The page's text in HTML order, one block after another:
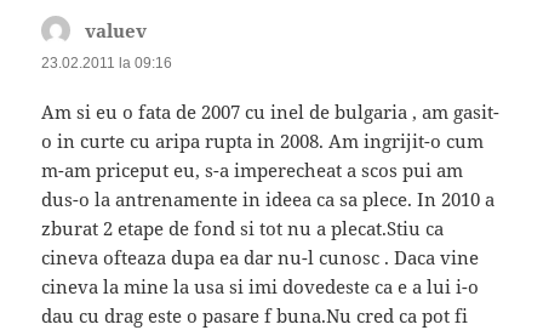
valuev
23.02.2011 la 09:16
Am si eu o fata de 2007 cu inel de bulgaria , am gasit-
o in curte cu aripa rupta in 2008. Am ingrijit-o cum
m-am priceput eu, s-a imperecheat a scos pui am
dus-o la antrenamente in ideea ca sa plece. In 2010 a
zburat 2 etape de fond si tot nu a plecat.Stiu ca
cineva ofteaza dupa ea dar nu-l cunosc . Daca vine
cineva la mine la usa si imi dovedeste ca e a lui i-o
dau cu drag este o pasare f buna.Nu cred ca pot fi